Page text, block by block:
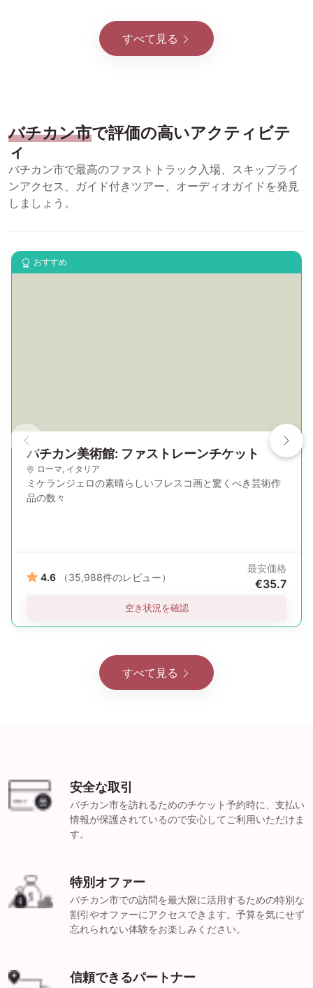
すべて見る
バチカン市で評価の高いアクティビテ
ィ
バチカン市で最高のファストトラック入場、スキップライ
ンアクセス、ガイド付きツアー、オーディオガイドを発見
しましょう。
おすすめ
バチカン美術館: ファストレーンチケット
ローマ, イタリア
ミケランジェロの素晴らしいフレスコ画と驚くべき芸術作
品の数々
4.6 （35,988件のレビュー）
最安価格
€35.7
空き状況を確認
すべて見る
安全な取引
バチカン市を訪れるためのチケット予約時に、支払い
情報が保護されているので安心してご利用いただけま
す。
特別オファー
バチカン市での訪問を最大限に活用するための特別な
割引やオファーにアクセスできます。予算を気にせず
忘れられない体験をお楽しみください。
信頼できるパートナー